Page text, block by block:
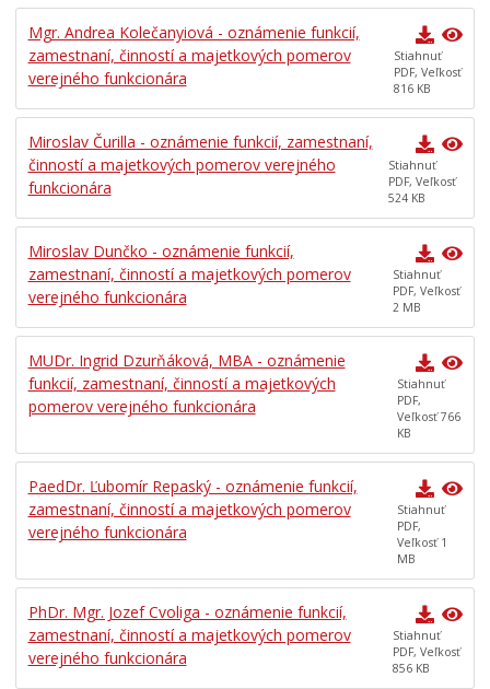
Hospodárenie mesta
Transparentné mesto
Program hospodárskeho a sociálneho rozvoja mesta
Stratégia cestovného ruchu v okrese Levoča 2021 – 2027
Priemyselná zóna
OZNÁMENIA FUNKCIÍ, ZAMESTNANÍ, ČINNOSTÍ A
MAJETKOVÝCH POMEROV VEREJNÉHO FUNKCIONÁRA
Zverejnenie tlačiva – „VZOR – Oznámenie funkcií,
zamestnaní, činností a majetkových pomerov verejného
funkcionára“
Rok 2020
Rok 2021
Rok 2022
Mgr. Andrea Kolečanyiová - oznámenie funkcií,
zamestnaní, činností a majetkových pomerov
verejného funkcionára
Stiahnuť
PDF, Veľkosť
816 KB
Miroslav Čurilla - oznámenie funkcií, zamestnaní,
činností a majetkových pomerov verejného
funkcionára
Stiahnuť
PDF, Veľkosť
524 KB
Miroslav Dunčko - oznámenie funkcií,
zamestnaní, činností a majetkových pomerov
verejného funkcionára
Stiahnuť
PDF, Veľkosť
2 MB
MUDr. Ingrid Dzurňáková, MBA - oznámenie
funkcií, zamestnaní, činností a majetkových
pomerov verejného funkcionára
Stiahnuť
PDF,
Veľkosť 766
KB
PaedDr. Ľubomír Repaský - oznámenie funkcií,
zamestnaní, činností a majetkových pomerov
verejného funkcionára
Stiahnuť
PDF,
Veľkosť 1
MB
PhDr. Mgr. Jozef Cvoliga - oznámenie funkcií,
zamestnaní, činností a majetkových pomerov
verejného funkcionára
Stiahnuť
PDF, Veľkosť
856 KB